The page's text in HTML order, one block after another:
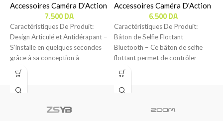
Accessoires Caméra D'Action
7.500DA
Caractéristiques De Produit:
Design Articulé et Antidérapant –
S’installe en quelques secondes
grâce à sa conception à
charnière, se fixant
STICK (S4-FHG-01-TGP)
Accessoires Caméra D'Action
6.500DA
Caractéristiques De Produit:
Bâton de Selfie Flottant
Bluetooth – Ce bâton de selfie
flottant permet de contrôler
votre caméra sous